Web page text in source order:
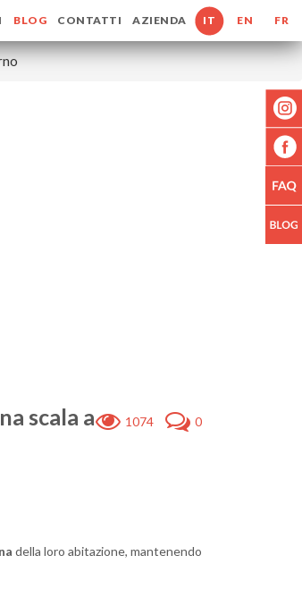
BLOG CONTATTI AZIENDA IT EN FR
scala a
1074 0
della loro abitazione, mantenendo